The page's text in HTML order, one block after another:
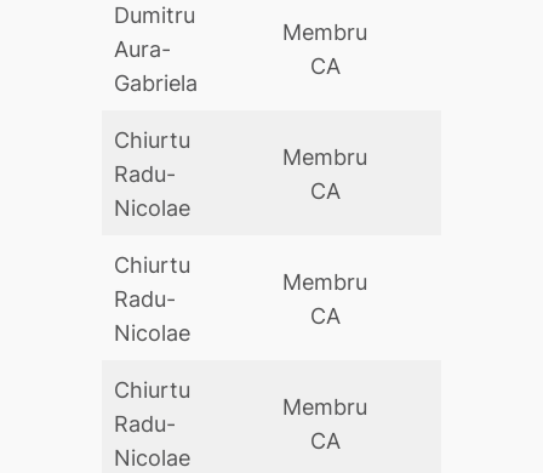
Dumitru
Aura-
Gabriela
Membru
CA
Chiurtu
Radu-
Nicolae
Membru
CA
Chiurtu
Radu-
Nicolae
Membru
CA
Chiurtu
Radu-
Nicolae
Membru
CA